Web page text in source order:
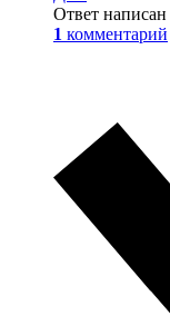
Ответ написан
1 комментарий